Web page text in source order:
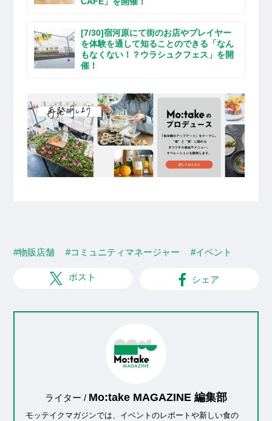
[7/30]宿河原にて街のお店やプレイヤー
を体験を通して知ることのできる「なん
もなくない！？ウラシュクフェス」を開
催！
#物販店舗 #コミュニティマネージャー #イベント
ポスト シェア
ライター / Mo:take MAGAZINE 編集部
モッテイクマガジンでは、イベントのレポートや新しい食の